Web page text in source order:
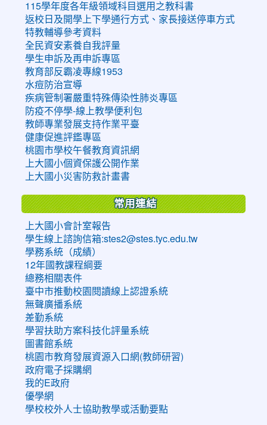
115學年度各年級領域科目選用之教科書
返校日及開學上下學通行方式、家長接送停車方式
特教輔導參考資料
全民資安素養自我評量
學生申訴及再申訴專區
教育部反霸凌專線1953
水痘防治宣導
疾病管制署嚴重特殊傳染性肺炎專區
防疫不停學-線上教學便利包
教師專業發展支持作業平臺
健康促進評鑑專區
桃園市學校午餐教育資訊網
上大國小個資保護公開作業
上大國小災害防救計畫書
常用連結
上大國小會計室報告
學生線上諮詢信箱:stes2@stes.tyc.edu.tw
學務系統（成績）
12年國教課程綱要
總務相關表件
臺中市推動校園閱讀線上認證系統
無聲廣播系統
差勤系統
學習扶助方案科技化評量系統
圖書館系統
桃園市教育發展資源入口網(教師研習)
政府電子採購網
我的E政府
優學網
學校校外人士協助教學或活動要點